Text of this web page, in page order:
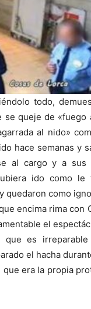
todo,
se queje de «fuego
al nido»
hace semanas y
al cargo y a sus
ido como le
quedaron como
encima rima con
el
que es
el hacha
era la propia